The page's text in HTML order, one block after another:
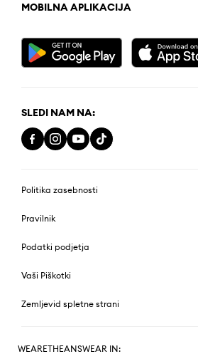
MOBILNA APLIKACIJA
SLEDI NAM NA:
Politika zasebnosti
Pravilnik
Podatki podjetja
Vaši Piškotki
Zemljevid spletne strani
WEARETHEANSWEAR IN: